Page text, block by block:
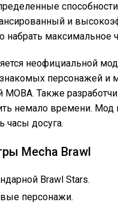
и
максимальное
неофициальной
персонажей и
MOBA. Также
немало времени.
часы досуга.
Mecha Brawl
Brawl Stars.
персонажи.